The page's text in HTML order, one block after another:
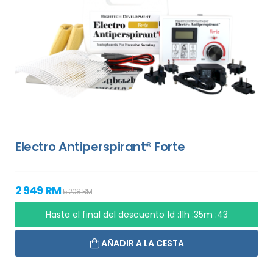
Electro Antiperspirant® Forte
2 949 RM5 208 RM
Hasta el final del descuento 1d :11h :35m :42
AÑADIR A LA CESTA